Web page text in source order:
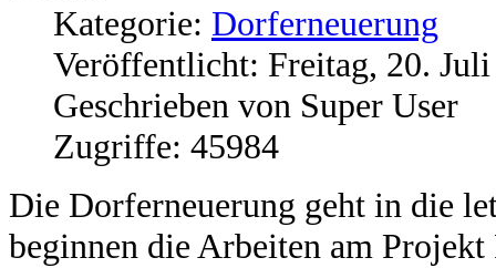
Kategorie: Dorferneuerung
Veröffentlicht: Freitag, 20.
Geschrieben von Super User
Zugriffe: 45984
Die Dorferneuerung geht in die
beginnen die Arbeiten am